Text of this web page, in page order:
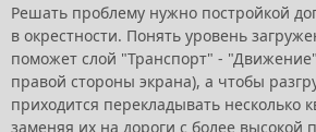
Решать проблему нужно постройкой
в окрестности. Понять уровень
поможет слой "Транспорт" -
правой стороны экрана), а чтобы
приходится перекладывать несколько
заменяя их на дороги с более высокой